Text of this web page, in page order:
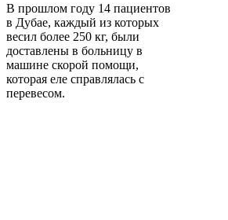
В прошлом году 14 пациентов
в Дубае, каждый из которых
весил более 250 кг, были
доставлены в больницу в
машине скорой помощи,
которая еле справлялась с
перевесом.